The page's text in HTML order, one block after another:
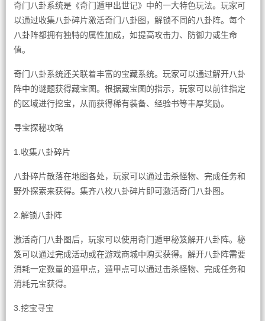
奇门八卦系统是《奇门遁甲出世记》中的一大特色玩法。玩家可
以通过收集八卦碎片激活奇门八卦图，解锁不同的八卦阵。每个
八卦阵都拥有独特的属性加成，如提高攻击力、防御力或生命
值。
奇门八卦系统还关联着丰富的宝藏系统。玩家可以通过解开八卦
阵中的谜题获得藏宝图。根据藏宝图的指示，玩家可以前往指定
的区域进行挖宝，从而获得稀有装备、经验书等丰厚奖励。
寻宝探秘攻略
1.收集八卦碎片
八卦碎片散落在地图各处，玩家可以通过击杀怪物、完成任务和
野外探索来获得。集齐八枚八卦碎片即可激活奇门八卦图。
2.解锁八卦阵
激活奇门八卦图后，玩家可以使用奇门遁甲秘笈解开八卦阵。秘
笈可以通过完成活动或在游戏商城中购买获得。解开八卦阵需要
消耗一定数量的遁甲点，遁甲点可以通过击杀怪物、完成任务和
消耗元宝获得。
3.挖宝寻宝